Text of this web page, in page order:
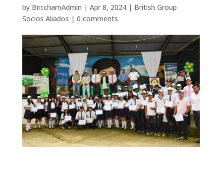
by BritchamAdmin | Apr 8, 2024| British Group
Socios Aliados | 0 comments